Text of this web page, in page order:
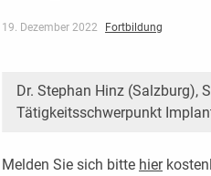
19. Dezember 2022 Fortbildung
Dr. Stephan Hinz (Salzburg),
Tätigkeitsschwerpunkt
Melden Sie sich bitte hier